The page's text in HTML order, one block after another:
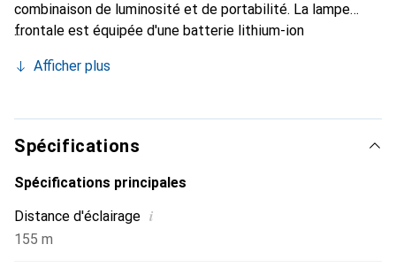
combinaison de luminosité et de portabilité. La lampe
frontale est équipée d'une batterie lithium-ion
fiable. Grâce à la technologie innovante Reactive Lighting,
ambiantes, permettant une visibilité optimale dans
diverses situations. Le bandeau réfléchissant et
ergonomique assure stabilité et confort lors du port. De
plus, la lampe est résistante aux intempéries selon la
robuste par tous les temps. La commande intuitive à un
bouton et la fonction de verrouillage permettent une
Afficher plus
Spécifications
Spécifications principales
Distance d'éclairage i
155 m